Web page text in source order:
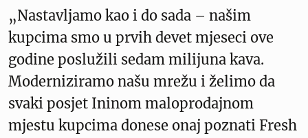
„Nastavljamo kao i do sada – našim
kupcima smo u prvih devet mjeseci ove
godine poslužili sedam milijuna kava.
Moderniziramo našu mrežu i želimo da
svaki posjet Ininom maloprodajnom
mjestu kupcima donese onaj poznati Fresh